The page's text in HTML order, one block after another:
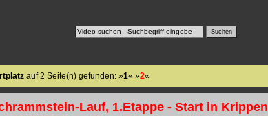
auf 2 Seite(n) gefunden: »1« »2«
Lauf, 1.Etappe - Start in Krippen